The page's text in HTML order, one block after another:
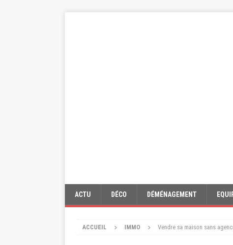
ACTU DÉCO DÉMÉNAGEMENT
ACCUEIL IMMO Vendre sa maison sans